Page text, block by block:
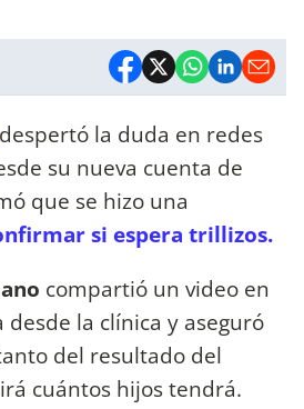
despertó la duda en redes
su nueva cuenta de
que se hizo una
si espera trillizos.
compartió un video en
la clínica y aseguró
del resultado del
cuántos hijos tendrá.